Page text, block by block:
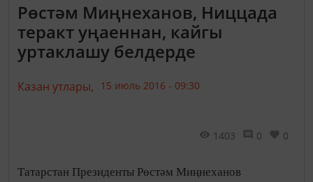
Рөстәм Миңнеханов, Ниццада
теракт уңаеннан, кайгы
уртаклашу белдерде
Казан утлары, 15 июль 2016 - 09:30
1403 0 0
Татарстан Президенты Рөстәм Миңнеханов